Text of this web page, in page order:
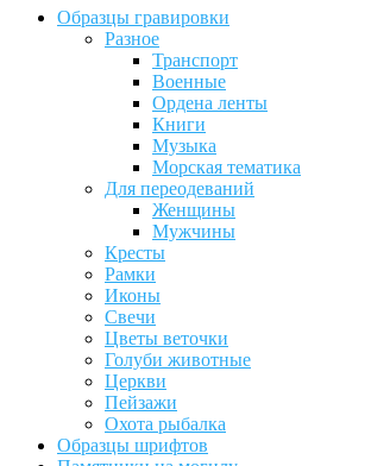
Образцы гравировки
Разное
Транспорт
Военные
Ордена ленты
Книги
Музыка
Морская тематика
Для переодеваний
Женщины
Мужчины
Кресты
Рамки
Иконы
Свечи
Цветы веточки
Голуби животные
Церкви
Пейзажи
Охота рыбалка
Образцы шрифтов